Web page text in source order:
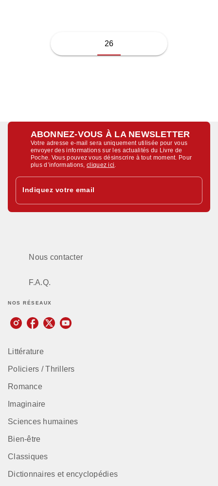
26
ABONNEZ-VOUS À LA NEWSLETTER
Votre adresse e-mail sera uniquement utilisée pour vous
envoyer des informations sur les actualités du Livre de
Poche. Vous pouvez vous désinscrire à tout moment. Pour
plus d’informations,cliquez ici
Indiquez votre email
Nous contacter
F.A.Q.
NOS RÉSEAUX
Littérature
Policiers / Thrillers
Romance
Imaginaire
Sciences humaines
Bien-être
Classiques
Dictionnaires et encyclopédies